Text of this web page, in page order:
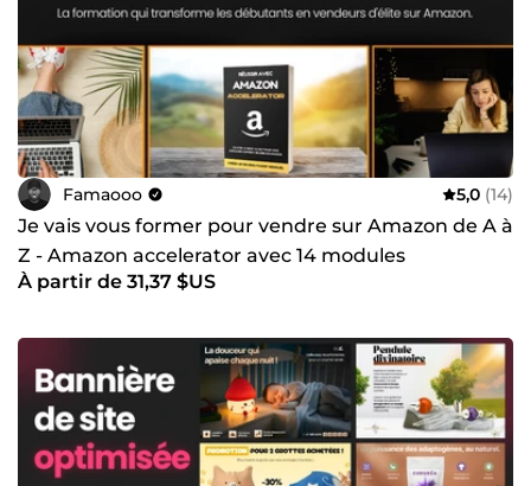
Famaooo 5,0 (14)
Je vais vous former pour vendre sur Amazon de A à
Z - Amazon accelerator avec 14 modules
À partir de 31,37 $US